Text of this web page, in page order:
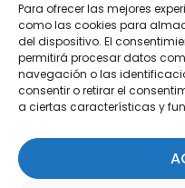
Para ofrecer las mejores
como las cookies para
del dispositivo. El
permitirá procesar datos
navegación o las
consentir o retirar el
a ciertas características y
C/Marie Curie,
29590